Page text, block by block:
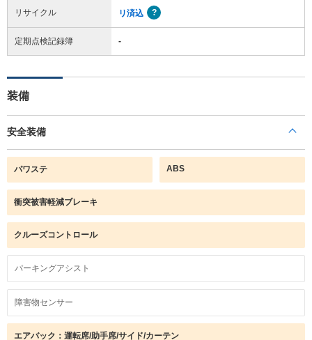
リサイクル リ済込
定期点検記録簿 -
装備
安全装備
パワステ ABS
衝突被害軽減ブレーキ
クルーズコントロール
パーキングアシスト
障害物センサー
エアバック：運転席/助手席/サイド/カーテン